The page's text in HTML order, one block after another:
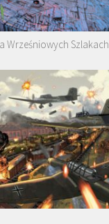
Wrześniowych Szlakach